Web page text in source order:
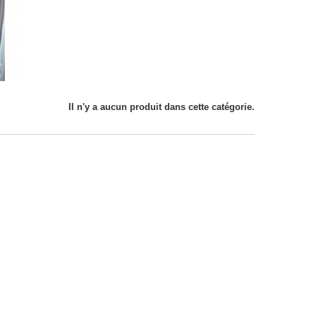
Il n'y a aucun produit dans cette catégorie.